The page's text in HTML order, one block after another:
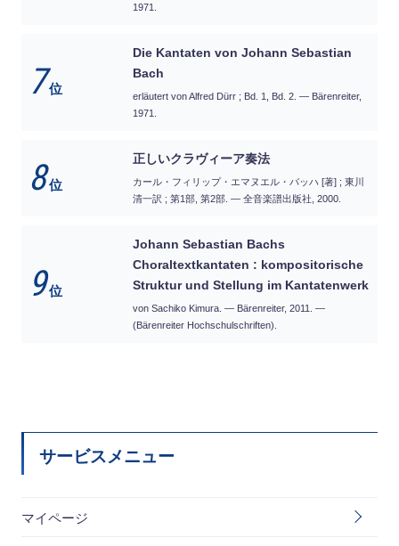
1971.
7位
Die Kantaten von Johann Sebastian
Bach
erläutert von Alfred Dürr ; Bd. 1, Bd. 2. — Bärenreiter,
1971.
8位
正しいクラヴィーア奏法
カール・フィリップ・エマヌエル・バッハ [著] ; 東川
清一訳 ; 第1部, 第2部. — 全音楽譜出版社, 2000.
9位
Johann Sebastian Bachs
Choraltextkantaten : kompositorische
Struktur und Stellung im Kantatenwerk
von Sachiko Kimura. — Bärenreiter, 2011. —
(Bärenreiter Hochschulschriften).
サービスメニュー
マイページ